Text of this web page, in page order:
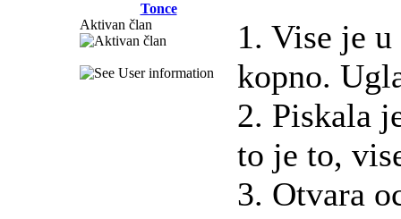
Tonce
Aktivan član
1. Vise je
kopno.
2. Piskala
to je to,
3. Otvara